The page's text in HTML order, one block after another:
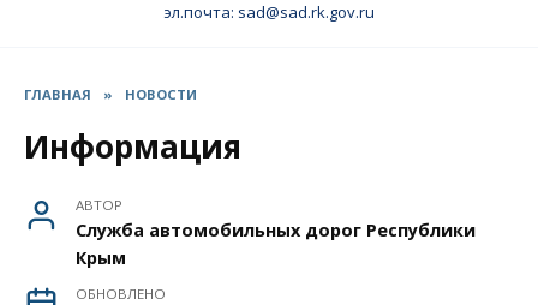
эл.почта: sad@sad.rk.gov.ru
ГЛАВНАЯ » НОВОСТИ
Информация
АВТОР
Служба автомобильных дорог Республики
Крым
ОБНОВЛЕНО